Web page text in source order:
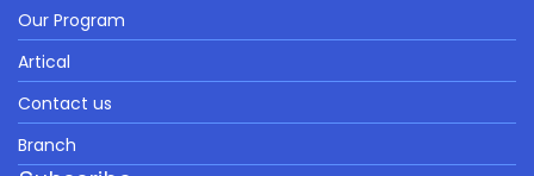
Our Program
Artical
Contact us
Branch